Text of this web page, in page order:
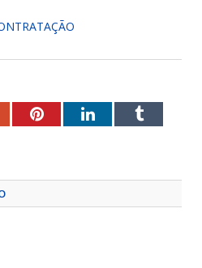
PinterestLinkedInTumblr